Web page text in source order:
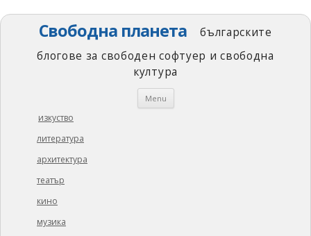
Свободна планета
българските
блогове за свободен софтуер и свободна
култура
Menu Skip
изкуство
литература
архитектура
театър
кино
музика